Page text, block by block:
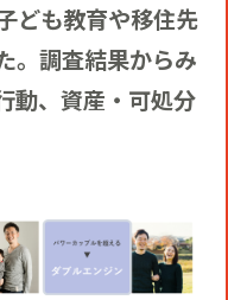
ども教育や移住先
。調査結果からみ
動、資産・可処分